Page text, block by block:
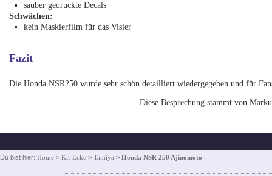
sauber gedruckte Decals
Schwächen:
kein Maskierfilm für das Visier
Fazit
Die Honda NSR250 wurde sehr schön detailliert wiedergegeben und für
Diese Besprechung stammt von
Du bist hier: Home > Kit-Ecke > Tamiya > Honda NSR 250 Ajinomoto